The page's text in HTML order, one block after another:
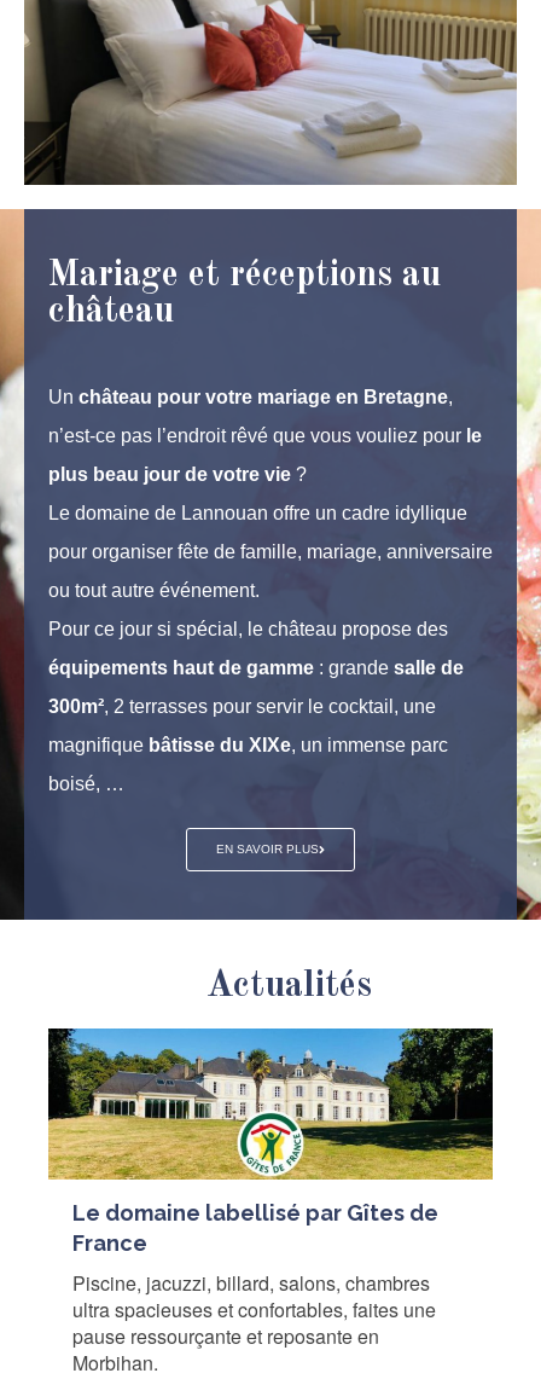
Mariage et réceptions au
château
Un château pour votre mariage en Bretagne,
n’est-ce pas l’endroit rêvé que vous vouliez pour le
plus beau jour de votre vie ?
Le domaine de Lannouan offre un cadre idyllique
pour organiser fête de famille, mariage, anniversaire
ou tout autre événement.
Pour ce jour si spécial, le château propose des
équipements haut de gamme : grande salle de
300m², 2 terrasses pour servir le cocktail, une
magnifique bâtisse du XIXe, un immense parc
boisé, …
EN SAVOIR PLUS
Actualités
Le domaine labellisé par Gîtes de
France
Piscine, jacuzzi, billard, salons, chambres
ultra spacieuses et confortables, faites une
pause ressourçante et reposante en
Morbihan.